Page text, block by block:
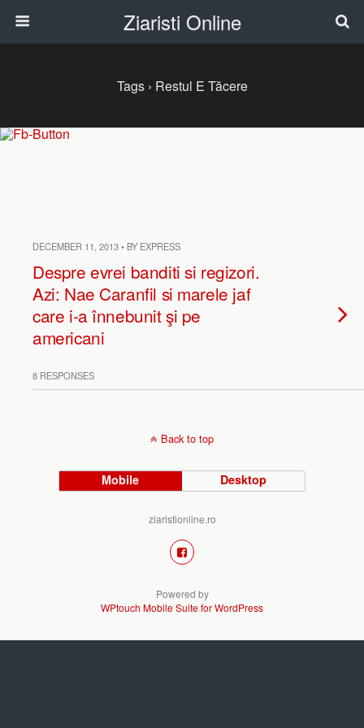
Ziaristi Online
Tags › Restul E Tăcere
DECEMBER 11, 2013 • BY EXPRESS
Despre evrei banditi si regizori.
Azi: Nae Caranfil si marele jaf
care i-a înnebunit şi pe
americani
8 RESPONSES
Back to top
Mobile Desktop
ziaristionline.ro
Powered by
WPtouch Mobile Suite for WordPress